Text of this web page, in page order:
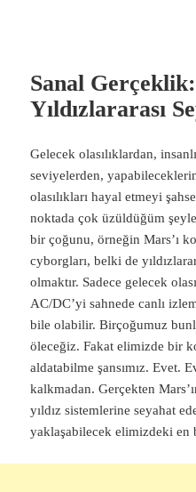
Sanal
Yıldızlararası
Gelecek olasılıklardan,
seviyelerden,
olasılıkları hayal etmeyi
noktada çok üzüldüğüm
bir çoğunu, örneğin Mars’ı
cyborgları, belki de
olmaktır. Sadece gelecek
AC/DC’yi sahnede canlı
bile olabilir. Birçoğumuz
öleceğiz. Fakat elimizde bir
aldatabilme şansımız. Evet.
kalkmadan. Gerçekten
yıldız sistemlerine seyahat
yaklaşabilecek elimizdeki en